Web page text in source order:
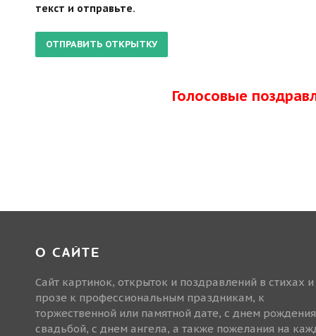
текст и отправьте.
Голосовые
О САЙТЕ
Сайт картинок, открыток и поздравлений в стихах и
прозе к профессиональным праздникам, к
торжественной или памятной дате, с днем
свадьбой, с днем ангела, а также пожелания на